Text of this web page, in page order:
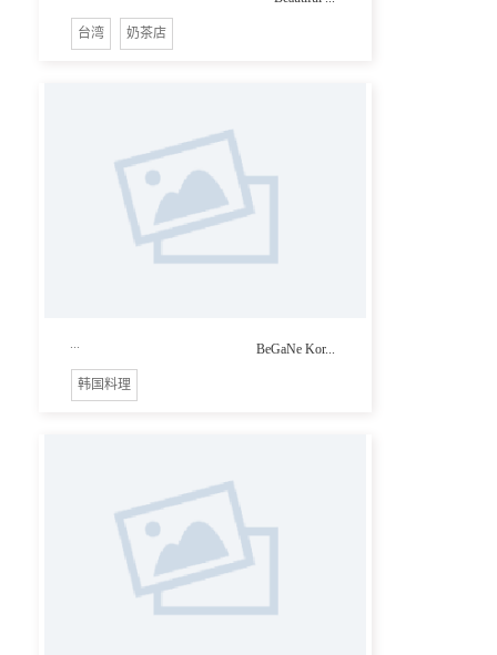
台湾 奶茶店
BeGaNe Kor...
韩国料理